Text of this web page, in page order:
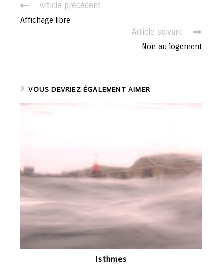
C
o
e
r
l
u
e
Article précédent
Affichage libre
Article suivant
Non au logement
VOUS DEVRIEZ ÉGALEMENT AIMER
Isthmes